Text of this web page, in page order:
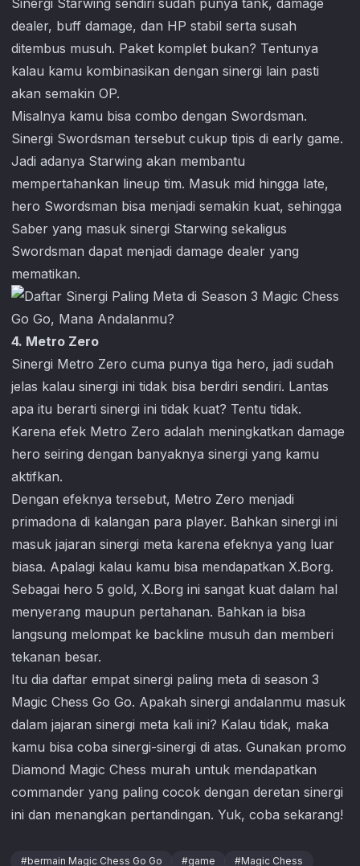
Sinergi Starwing sendiri sudah punya tank, damage
dealer, buff damage, dan HP stabil serta susah
ditembus musuh. Paket komplet bukan? Tentunya
kalau kamu kombinasikan dengan sinergi lain pasti
akan semakin OP.
Misalnya kamu bisa combo dengan Swordsman.
Sinergi Swordsman tersebut cukup tipis di early game.
Jadi adanya Starwing akan membantu
mempertahankan lineup tim. Masuk mid hingga late,
hero Swordsman bisa menjadi semakin kuat, sehingga
Saber yang masuk sinergi Starwing sekaligus
Swordsman dapat menjadi damage dealer yang
mematikan.
4. Metro Zero
Sinergi Metro Zero cuma punya tiga hero, jadi sudah
jelas kalau sinergi ini tidak bisa berdiri sendiri. Lantas
apa itu berarti sinergi ini tidak kuat? Tentu tidak.
Karena efek Metro Zero adalah meningkatkan damage
hero seiring dengan banyaknya sinergi yang kamu
aktifkan.
Dengan efeknya tersebut, Metro Zero menjadi
primadona di kalangan para player. Bahkan sinergi ini
masuk jajaran sinergi meta karena efeknya yang luar
biasa. Apalagi kalau kamu bisa mendapatkan X.Borg.
Sebagai hero 5 gold, X.Borg ini sangat kuat dalam hal
menyerang maupun pertahanan. Bahkan ia bisa
langsung melompat ke backline musuh dan memberi
tekanan besar.
Itu dia daftar empat sinergi paling meta di season 3
Magic Chess Go Go. Apakah sinergi andalanmu masuk
dalam jajaran sinergi meta kali ini? Kalau tidak, maka
kamu bisa coba sinergi-sinergi di atas. Gunakan promo
Diamond Magic Chess murah untuk mendapatkan
commander yang paling cocok dengan deretan sinergi
ini dan menangkan pertandingan. Yuk, coba sekarang!
#bermain Magic Chess Go Go #game #Magic Chess